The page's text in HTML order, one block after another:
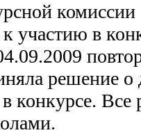
к участию в
конкурсе.